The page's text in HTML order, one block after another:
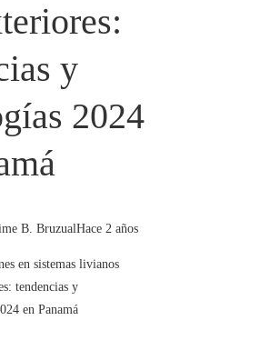
y
2024
B. BruzualHace 2 años